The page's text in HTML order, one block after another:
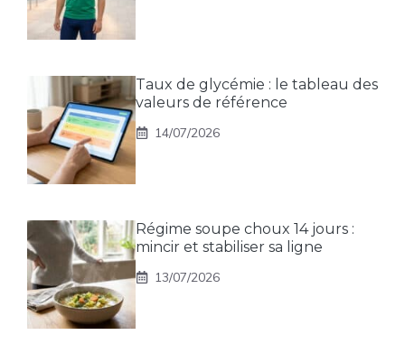
Taux de glycémie : le tableau des
valeurs de référence
14/07/2026
Régime soupe choux 14 jours :
mincir et stabiliser sa ligne
13/07/2026